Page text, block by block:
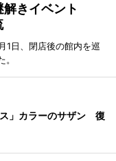
解きイベント
1日、閉店後の館内を巡
」カラーのサザン 復